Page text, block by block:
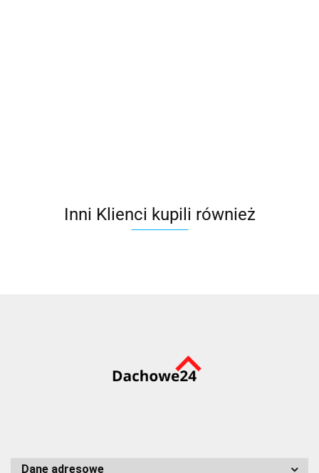
Inni Klienci kupili również
Dane adresowe